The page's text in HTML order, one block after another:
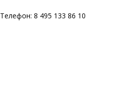
Телефон: 8 495 133 86 10